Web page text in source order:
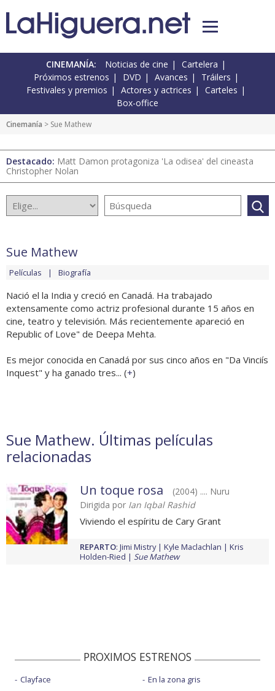
CINEMANÍA: Noticias de cine
Cartelera
Próximos estrenos
DVD Avances
Tráilers
Festivales y premios
Actores y actrices
Carteles
Box-office
Cinemanía > Sue Mathew
Destacado: Matt Damon protagoniza 'La odisea' del cineasta
Christopher Nolan
Sue Mathew
Películas Biografía
Nació el la India y creció en Canadá. Ha trabajado
extensamente como actriz profesional durante 15 años en
cine, teatro y televisión. Más recientemente apareció en
Republic of Love" de Deepa Mehta.
Es mejor conocida en Canadá por sus cinco años en "Da Vinciís
Inquest" y ha ganado tres... (+)
Sue Mathew. Últimas películas
relacionadas
Un toque rosa
(2004) .... Nuru
Dirigida por Ian Iqbal Rashid
Viviendo el espíritu de Cary Grant
REPARTO: Jimi Mistry Kyle Maclachlan
Kris
Holden-Ried
Sue Mathew
PROXIMOS ESTRENOS
Clayface
En la zona gris